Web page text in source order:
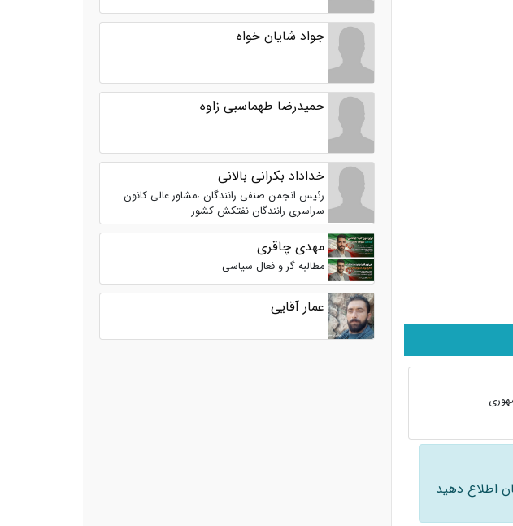
اطلاع دهید
جواد شایان خواه
حمیدرضا طهماسبی زاوه
خداداد بکرانی بالانی
رئیس انجمن صنفی رانندگان ،مشاور عالی کانون
سراسری رانندگان نفتکش کشور
مهدی چاقری
مطالبه گر و فعال سیاسی
عمار آقایی